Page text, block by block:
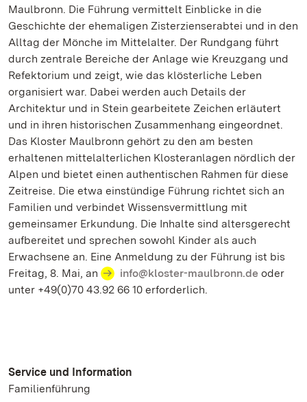
Maulbronn. Die Führung vermittelt Einblicke in die
Geschichte der ehemaligen Zisterzienserabtei und in den
Alltag der Mönche im Mittelalter. Der Rundgang führt
durch zentrale Bereiche der Anlage wie Kreuzgang und
Refektorium und zeigt, wie das klösterliche Leben
organisiert war. Dabei werden auch Details der
Architektur und in Stein gearbeitete Zeichen erläutert
und in ihren historischen Zusammenhang eingeordnet.
Das Kloster Maulbronn gehört zu den am besten
erhaltenen mittelalterlichen Klosteranlagen nördlich der
Alpen und bietet einen authentischen Rahmen für diese
Zeitreise. Die etwa einstündige Führung richtet sich an
Familien und verbindet Wissensvermittlung mit
gemeinsamer Erkundung. Die Inhalte sind altersgerecht
aufbereitet und sprechen sowohl Kinder als auch
Erwachsene an. Eine Anmeldung zu der Führung ist bis
Freitag, 8. Mai, an
info@kloster-maulbronn.de oder
unter +49(0)70 43.92 66 10 erforderlich.
Service und Information
Familienführung